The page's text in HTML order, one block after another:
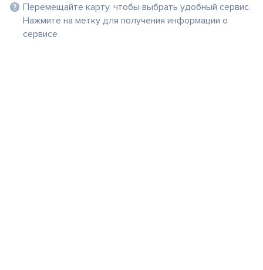
Перемещайте карту, чтобы выбрать удобный сервис.
Нажмите на метку для получения информации о
сервисе